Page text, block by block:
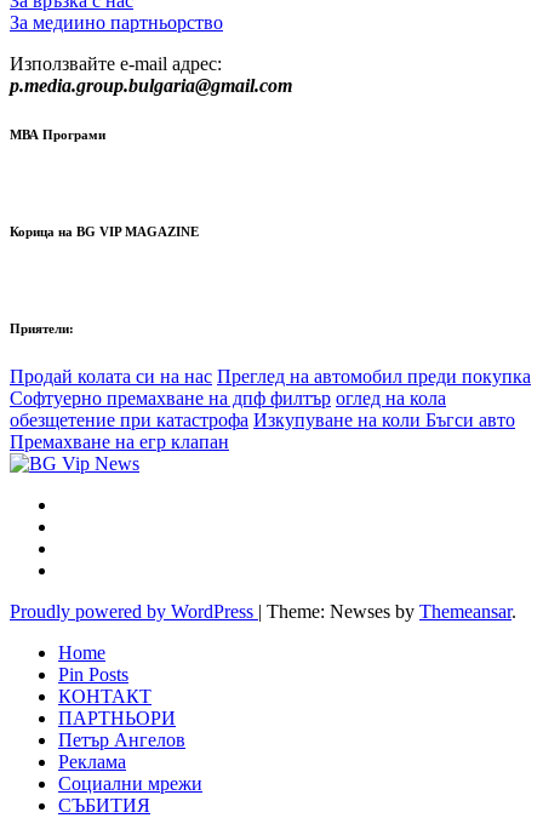
За медиино партньорство
Използвайте e-mail адрес:
p.media.group.bulgaria@gmail.com
МВА Програми
Корица на BG VIP MAGAZINE
Приятели:
Продай колата си на нас Преглед на автомобил преди покупка
Софтуерно премахване на дпф филтър оглед на кола
обезщетение при катастрофа Изкупуване на коли Бъгси авто
Премахване на егр клапан
Proudly powered by WordPress | Theme: Newses by Themeansar.
Home
Pin Posts
КОНТАКТ
ПАРТНЬОРИ
Петър Ангелов
Реклама
Социални мрежи
СЪБИТИЯ